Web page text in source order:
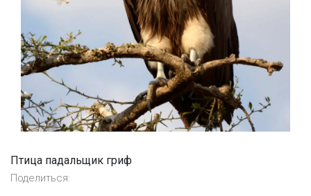
Птица падальщик гриф
Поделиться: